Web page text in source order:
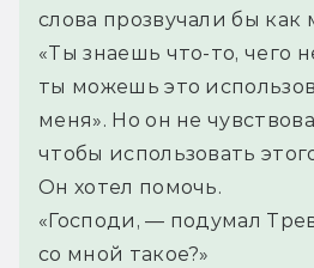
слова прозвучали бы как
«Ты знаешь что-то, чего
ты можешь это
меня». Но он не
чтобы использовать
Он хотел помочь.
«Господи, — подумал
со мной такое?»